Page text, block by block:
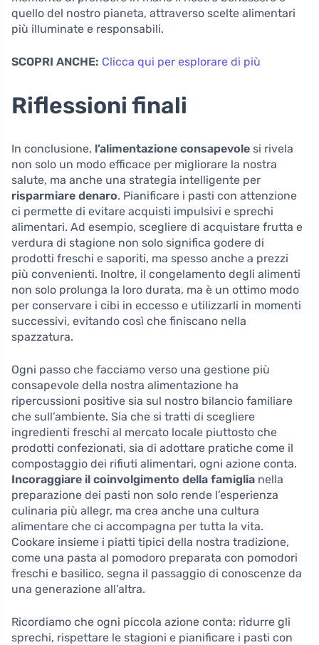
quello del nostro pianeta, attraverso scelte alimentari
più illuminate e responsabili.
SCOPRI ANCHE: Clicca qui per esplorare di più
Riflessioni finali
In conclusione, l’alimentazione consapevole si rivela
non solo un modo efficace per migliorare la nostra
salute, ma anche una strategia intelligente per
risparmiare denaro. Pianificare i pasti con attenzione
ci permette di evitare acquisti impulsivi e sprechi
alimentari. Ad esempio, scegliere di acquistare frutta e
verdura di stagione non solo significa godere di
prodotti freschi e saporiti, ma spesso anche a prezzi
più convenienti. Inoltre, il congelamento degli alimenti
non solo prolunga la loro durata, ma è un ottimo modo
per conservare i cibi in eccesso e utilizzarli in momenti
successivi, evitando così che finiscano nella
spazzatura.
Ogni passo che facciamo verso una gestione più
consapevole della nostra alimentazione ha
ripercussioni positive sia sul nostro bilancio familiare
che sull’ambiente. Sia che si tratti di scegliere
ingredienti freschi al mercato locale piuttosto che
prodotti confezionati, sia di adottare pratiche come il
compostaggio dei rifiuti alimentari, ogni azione conta.
Incoraggiare il coinvolgimento della famiglia nella
preparazione dei pasti non solo rende l’esperienza
culinaria più allegr, ma crea anche una cultura
alimentare che ci accompagna per tutta la vita.
Cookare insieme i piatti tipici della nostra tradizione,
come una pasta al pomodoro preparata con pomodori
freschi e basilico, segna il passaggio di conoscenze da
una generazione all’altra.
Ricordiamo che ogni piccola azione conta: ridurre gli
sprechi, rispettare le stagioni e pianificare i pasti con